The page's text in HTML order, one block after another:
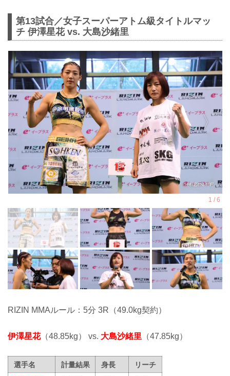
第13試合／女子スーパーアトム級タイトルマッ
チ 伊澤星花 vs. 大島沙緒里
RIZIN MMAルール：5分 3R（49.0kg契約）
伊澤星花（48.85kg） vs. 大島沙緒里 （47.85kg）
選手名 計量結果 身長
リーチ